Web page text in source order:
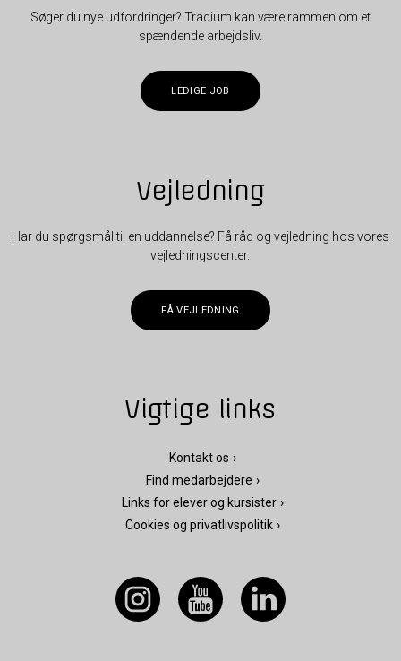
Søger du nye udfordringer? Tradium kan være rammen om et
spændende arbejdsliv.
LEDIGE JOB
Vejledning
Har du spørgsmål til en uddannelse? Få råd og vejledning hos vores
vejledningscenter.
FÅ VEJLEDNING
Vigtige links
Kontakt os
Find medarbejdere
Links for elever og kursister
Cookies og privatlivspolitik